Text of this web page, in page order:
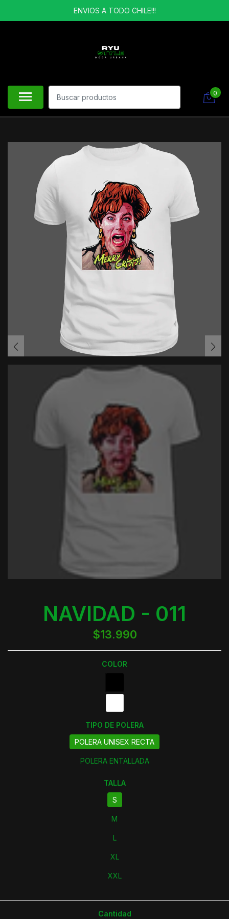
ENVIOS A TODO CHILE!!!
0
NAVIDAD - 011
$13.990
COLOR
TIPO DE POLERA
POLERA UNISEX RECTA
POLERA ENTALLADA
TALLA
S
M
L
XL
XXL
Cantidad